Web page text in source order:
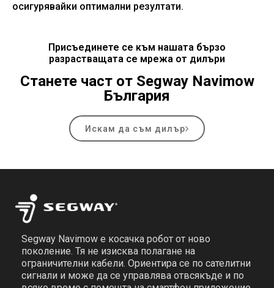
осигурявайки оптимални резултати.
Присъединете се към нашата бързо
разрастващата се мрежа от дилъри
Станете част от Segway Navimow
България
Искам да съм дилър
Segway Navimow е косачка робот от ново
поколение. Тя не изисква полагане на
ограничителни кабели. Ориентира се по сателитни
сигнали и може да се управлява отвсякъде и по